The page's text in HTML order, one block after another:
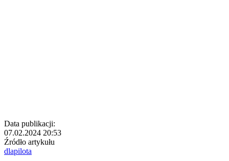
Data publikacji:
07.02.2024 20:53
Źródło artykułu
dlapilota